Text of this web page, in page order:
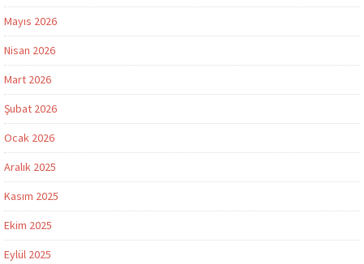
Mayıs 2026
Nisan 2026
Mart 2026
Şubat 2026
Ocak 2026
Aralık 2025
Kasım 2025
Ekim 2025
Eylül 2025